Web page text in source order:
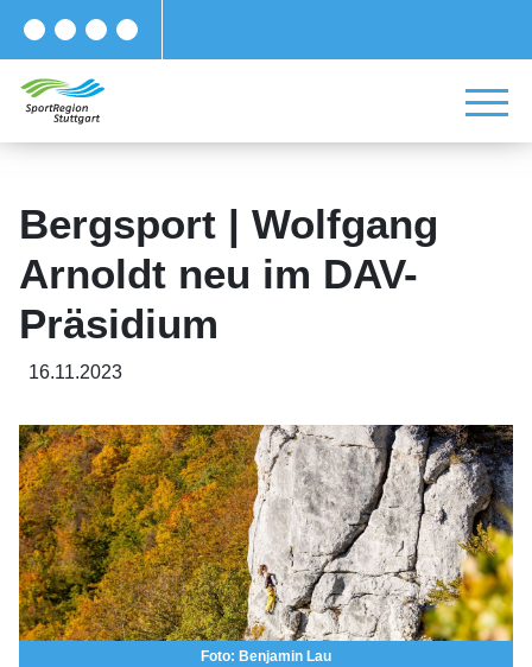
Bergsport | Wolfgang
Arnoldt neu im DAV-
Präsidium
16.11.2023
Foto: Benjamin Lau